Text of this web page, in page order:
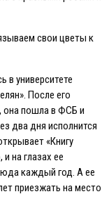
свои цветы к
в университете
После его
она пошла в ФСБ и
два дня исполнится
«Книгу
на глазах ее
каждый год. А ее
приезжать на место